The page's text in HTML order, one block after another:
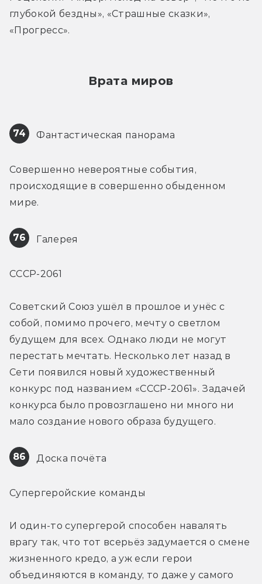
глубокой бездны», «Страшные сказки»,
«Прогресс».
Врата миров
74 Фантастическая панорама
Совершенно невероятные события,
происходящие в совершенно обыденном
мире.
76 Галерея
СССР-2061
Советский Союз ушёл в прошлое и унёс с
собой, помимо прочего, мечту о светлом
будущем для всех. Однако люди не могут
перестать мечтать. Несколько лет назад в
Сети появился новый художественный
конкурс под названием «СССР-2061». Задачей
конкурса было провозглашено ни много ни
мало создание нового образа будущего.
86 Доска почёта
Cупергеройские команды
И один-то супергерой способен навалять
врагу так, что тот всерьёз задумается о смене
жизненного кредо, а уж если герои
объединяются в команду, то даже у самого